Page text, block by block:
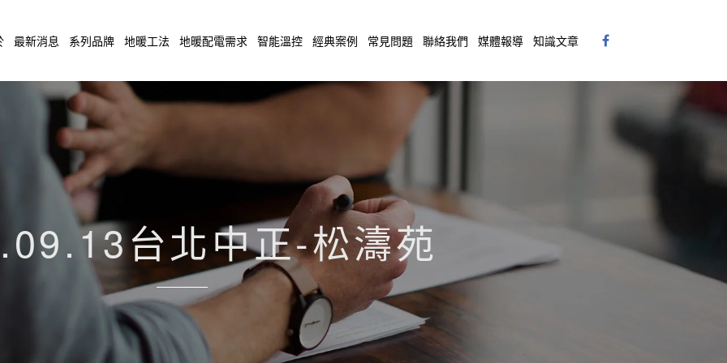
最新消息 系列品牌 地暖工法 地暖配電需求 智能溫控 經典案例 常見問題 聯絡我們 媒體報導 知識文章
台北中正-松濤苑